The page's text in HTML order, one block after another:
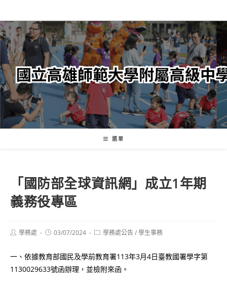
轉
至
主
內
容
選單
「國防部全球資訊網」成立1年期
義務役專區
Post學務處
Post03/07/2024
Post學務處公告/學生事務
一、依據教育部國民及學前教育署113年3月4日臺教國署學字第
1130029633號函辦理，並檢附來函。